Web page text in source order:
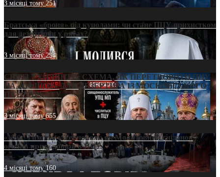
3 місяці тому251
Братська «броня» під куполами: чи стане ПЦУ прихистком
для дезертирів у рясах?
3 місяці тому294
СВЯТІ УХИЛЯНТИ: СХЕМА, ЯК ПЕРЕТВОРИТИ ПЦУ
НА «ОФШОР» ДЛЯ ДЕЗЕРТИРА ІЗ МОСКОВСЬКОГО
ПАТРІАРХАТУ
3 місяці тому655
«Кейс Тихона» у Тернополі: як Молитовний сніданок
оголив кризу довіри в ПЦУ
4 місяці тому160